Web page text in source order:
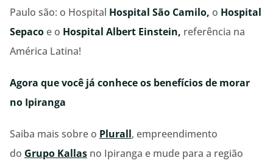
Paulo são: o Hospital Hospital São Camilo, o Hospital
Sepaco e o Hospital Albert Einstein, referência na
América Latina!
Agora que você já conhece os benefícios de morar
no Ipiranga
Saiba mais sobre o Plurall, empreendimento
do Grupo Kallas no Ipiranga e mude para a região